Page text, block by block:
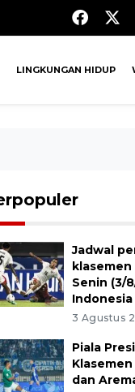
LINGKUNGAN HIDUP
Jadwal
klasemen
Senin (3/
3 Agustus
Piala
dan